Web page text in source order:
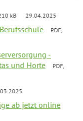
kB 29.04.2025
PDF,
-
und Horte
PDF,
ab jetzt online